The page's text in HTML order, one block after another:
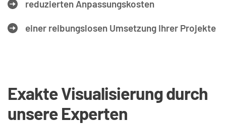
reduzierten Anpassungskosten
einer reibungslosen Umsetzung Ihrer Projekte
Exakte Visualisierung durch
unsere Experten